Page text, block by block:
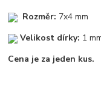
Rozměr: 7x4 mm
Velikost dírky: 1
Cena je za jeden kus.